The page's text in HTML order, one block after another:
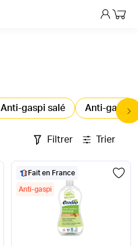
Mon
Anti-gaspi salé Anti-gaspi
Filtrer Trier
Fait en France
Anti-gaspi